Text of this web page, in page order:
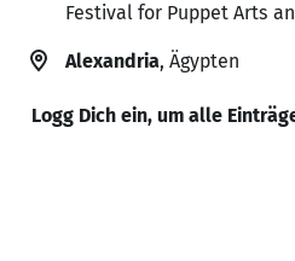
Festival for Puppet Arts
Alexandria, Ägypten
Logg Dich ein, um alle